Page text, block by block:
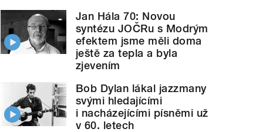
Jan Hála 70: Novou
syntézu JOČRu s Modrým
efektem jsme měli doma
ještě za tepla a byla
zjevením
Bob Dylan lákal jazzmany
svými hledajícími
i nacházejícími písněmi už
v 60. letech